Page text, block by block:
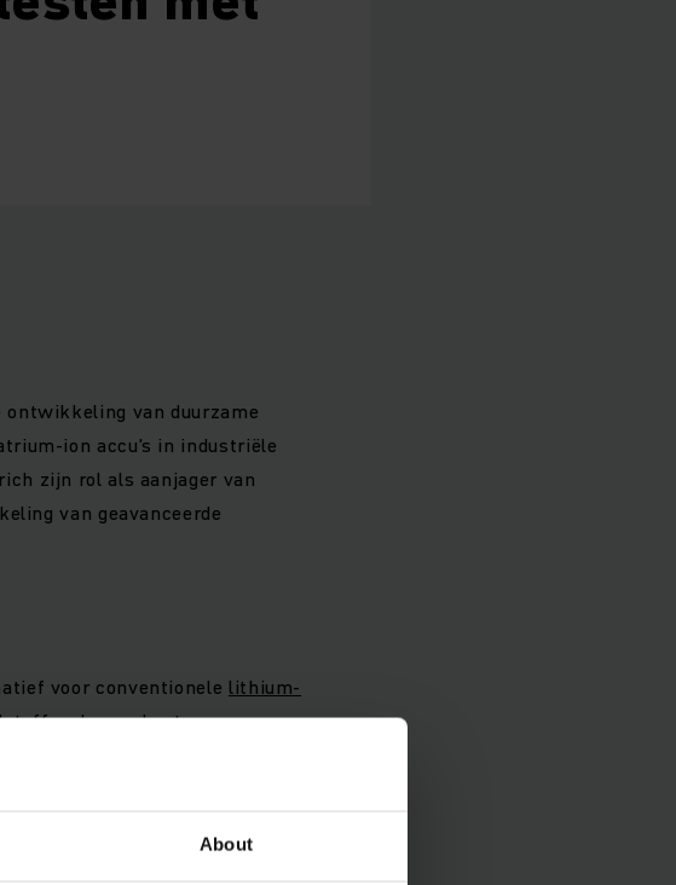
About
van duurzame
ion accu’s in industriële
zijn rol als aanjager van
van geavanceerde
voor conventionele lithium-
lagere kosten en een
zodat we onze